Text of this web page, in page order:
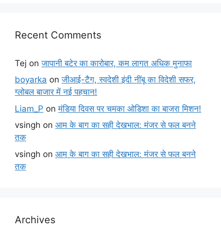
Recent Comments
Tej onजापानी बटेर का कारोबार, कम लागत अधिक मुनाफा
boyarka onजीआई-टैग, स्वदेशी इंदी नींबू का विदेशी सफर,
ग्लोबल बाजार में नई पहचान!
Liam_P onमंडिया दिवस पर चमका ओडिशा का बाजरा मिशन!
vsingh on आम के बाग का सही देखभाल: मंजर से फल बनने
तक
vsingh on आम के बाग का सही देखभाल: मंजर से फल बनने
तक
Archives